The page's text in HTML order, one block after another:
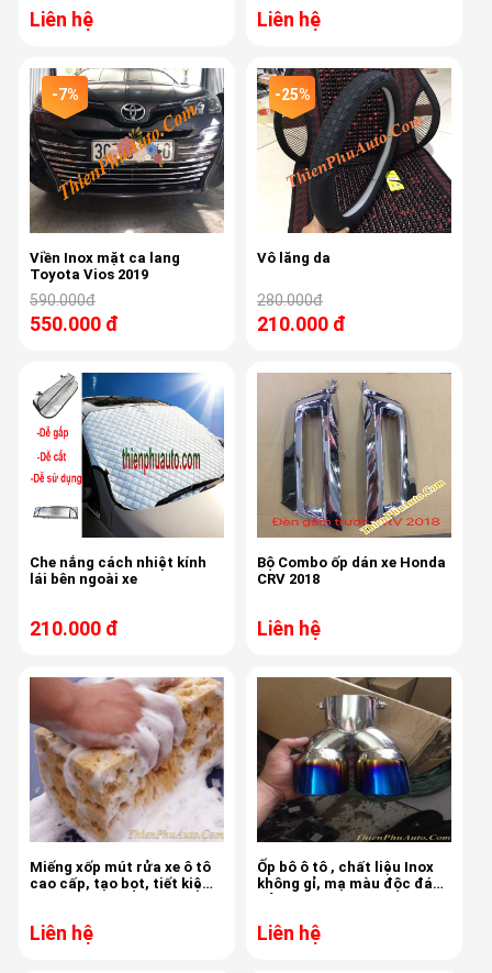
Liên hệ Liên hệ
-7%
Viền Inox mặt ca lang
Toyota Vios 2019
590.000đ
550.000 đ
-25%
Vô lăng da
280.000đ
210.000 đ
Che nắng cách nhiệt kính
lái bên ngoài xe
210.000 đ
Bộ Combo ốp dán xe Honda
CRV 2018
Liên hệ
Miếng xốp mút rửa xe ô tô
cao cấp, tạo bọt, tiết kiệm
Liên hệ
Ốp bô ô tô , chất liệu Inox
không gỉ, mạ màu độc đáo ,
Liên hệ